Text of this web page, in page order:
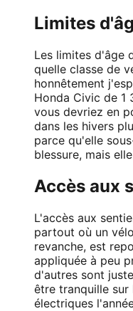
Limites
Les limites d'âge
quelle classe de
honnêtement
Honda Civic de 1
vous devriez en
dans les hivers
parce qu'elle
blessure, mais
Accès aux
L'accès aux
partout où un
revanche, est
appliquée à peu
d'autres sont
être tranquille sur
électriques